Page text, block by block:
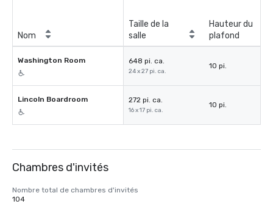
Nom
Taille de la
salle
Hauteur du
plafond
Washington Room 648 pi. ca.
24 x 27 pi. ca.
10 pi.
Lincoln Boardroom 272 pi. ca.
16 x 17 pi. ca.
10 pi.
Chambres d'invités
Nombre total de chambres d'invités
104